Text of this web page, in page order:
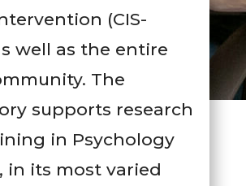
(CIS-
well as the entire
The
supports research
in Psychology
in its most varied